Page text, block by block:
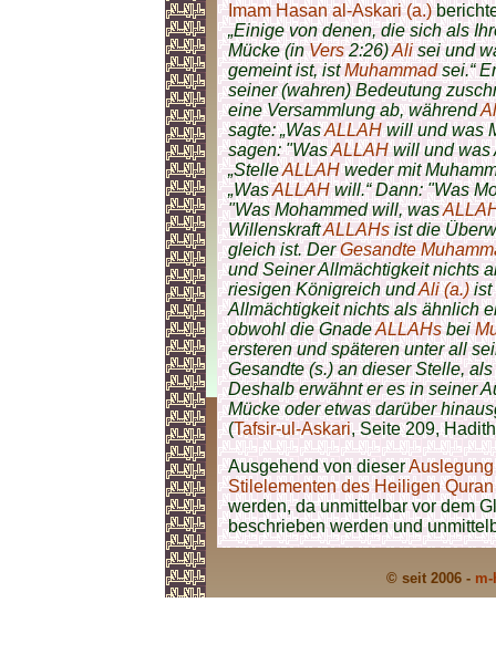
Imam Hasan al-Askari (a.)
„Einige von denen, die sich als
Mücke (inVers2:26)Alisei und
gemeint ist, istMuhammadsei.“
seiner (wahren) Bedeutung
eine Versammlung ab, während
sagte: „WasALLAHwill und was
sagen: "WasALLAHwill und was
„StelleALLAHweder mit
„WasALLAHwill.“ Dann: "Was
"Was Mohammed will, was
WillenskraftALLAHsist die
gleich ist. DerGesandte
und Seiner Allmächtigkeit nichts
riesigen Königreich undAli (a.)ist
Allmächtigkeit nichts als ähnlich
obwohl die GnadeALLAHsbei
ersteren und späteren unter all
Gesandte (s.) an dieser Stelle,
Deshalb erwähnt er es in seiner
Mücke oder etwas darüber
(Tafsir-ul-Askari, Seite 209,
Ausgehend von dieserAuslegung
Stilelementen des Heiligen Quran
werden, da unmittelbar vor dem
beschrieben werden und
© seit 2006 -